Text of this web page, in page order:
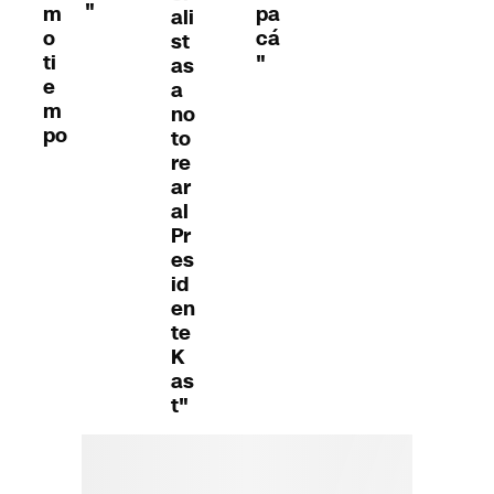
m
o
ti
e
m
po
"
ali
st
as
a
no
to
re
ar
al
Pr
es
id
en
te
K
as
t"
pa
cá
"